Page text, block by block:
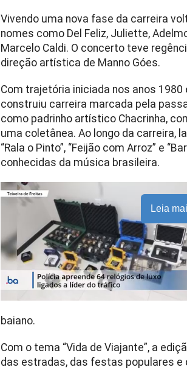
Vivendo uma nova fase da carreira
nomes como Del Feliz, Juliette,
Marcelo Caldi. O concerto teve
direção artística de Manno Góes.
Com trajetória iniciada nos anos
construiu carreira marcada pela
como padrinho artístico Chacrinha,
uma coletânea. Ao longo da carreira,
“Rala o Pinto”, “Feijão com Arroz” e
conhecidas da música brasileira.
Leia
baiano.
Com o tema “Vida de Viajante”, a
das estradas, das festas populares e